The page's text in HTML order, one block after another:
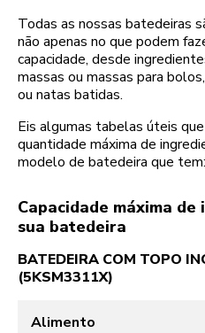
Todas as nossas batedeiras
não apenas no que podem
capacidade, desde
massas ou massas para
ou natas batidas.
Eis algumas tabelas úteis
quantidade máxima de
modelo de batedeira que tem:
Capacidade máxima
sua batedeira
BATEDEIRA COM TOPO
(5KSM3311X)
Alimento